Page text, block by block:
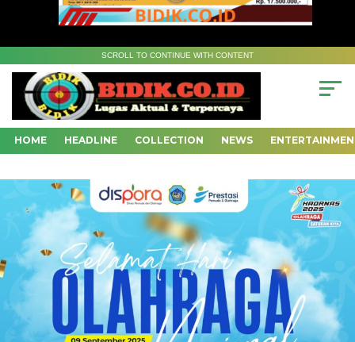
SCROLL TO CONTINUE WITH CONTENT
HOME HEADLINE COLLECTION NEWS